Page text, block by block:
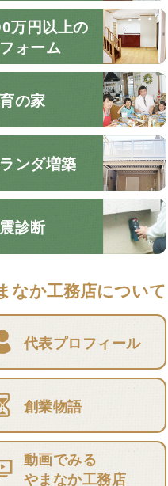
万円以上の
ォーム
の家
ンダ増築
診断
なか工務店について
代表プロフィール
創業物語
動画でみる
やまなか工務店